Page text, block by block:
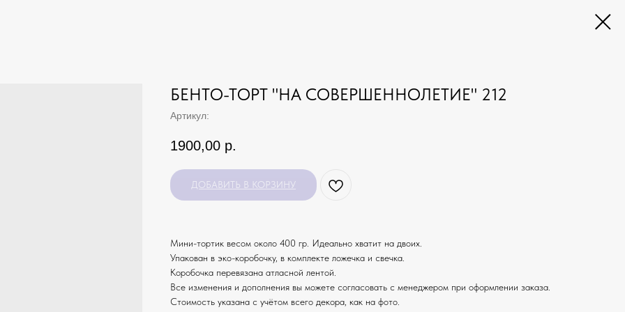
БЕНТО-ТОРТ "НА СОВЕРШЕННОЛЕТИЕ" 212
Артикул:
1900,00 р.
ДОБАВИТЬ В КОРЗИНУ
Мини-тортик весом около 400 гр. Идеально хватит на двоих.
Упакован в эко-коробочку, в комплекте ложечка и свечка.
Коробочка перевязана атласной лентой.
Все изменения и дополнения вы можете согласовать с менеджером при оформлении заказа.
Стоимость указана с учётом всего декора, как на фото.